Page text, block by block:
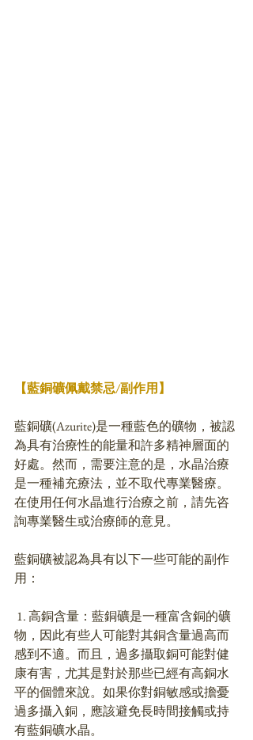
【藍銅礦佩戴禁忌/副作用】
藍銅礦(Azurite)是一種藍色的礦物，被認
為具有治療性的能量和許多精神層面的
好處。然而，需要注意的是，水晶治療
是一種補充療法，並不取代專業醫療。
在使用任何水晶進行治療之前，請先咨
詢專業醫生或治療師的意見。
藍銅礦被認為具有以下一些可能的副作
用：
物，因此有些人可能對其銅含量過高而
感到不適。而且，過多攝取銅可能對健
康有害，尤其是對於那些已經有高銅水
平的個體來說。如果你對銅敏感或擔憂
過多攝入銅，應該避免長時間接觸或持
有藍銅礦水晶。